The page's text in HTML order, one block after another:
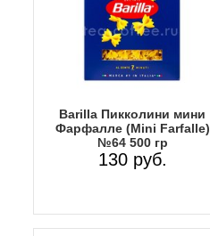
Barilla Пикколини мини
Фарфалле (Mini Farfalle)
№64 500 гр
130 руб.